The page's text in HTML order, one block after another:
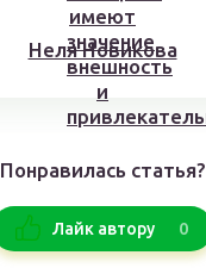
Нeля Нoвикoвa
Понравилась статья?
Лайк автору 0